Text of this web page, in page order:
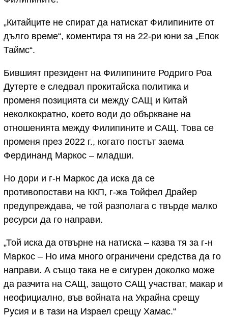
„Китайците не спират да натискат Филипините от
дълго време“, коментира тя на 22-ри юни за „Епок
Таймс“.
Бившият президент на Филипините Родриго Роа
Дутерте е следвал прокитайска политика и
променя позицията си между САЩ и Китай
неколкократно, което води до объркване на
отношенията между Филипините и САЩ. Това се
променя през 2022 г., когато постът заема
Фердинанд Маркос – младши.
Но дори и г-н Маркос да иска да се
противопостави на ККП, г-жа Тойфел Драйер
предупреждава, че той разполага с твърде малко
ресурси да го направи.
„Той иска да отвърне на натиска – казва тя за г-н
Маркос – Но има много ограничени средства да го
направи. А също така не е сигурен доколко може
да разчита на САЩ, защото САЩ участват, макар и
неофициално, във войната на Украйна срещу
Русия и в тази на Израел срещу Хамас.“